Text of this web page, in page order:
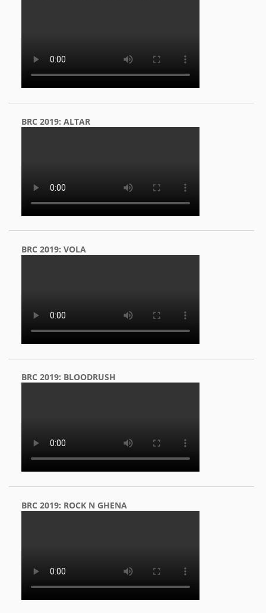
BRC 2019: ALTAR
BRC 2019: VOLA
BRC 2019: BLOODRUSH
BRC 2019: ROCK N GHENA